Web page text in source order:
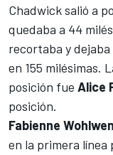
Chadwick salió a
quedaba a 44
recortaba y
en 155 milésimas.
posición fue Alice
posición.
Fabienne
en la primera